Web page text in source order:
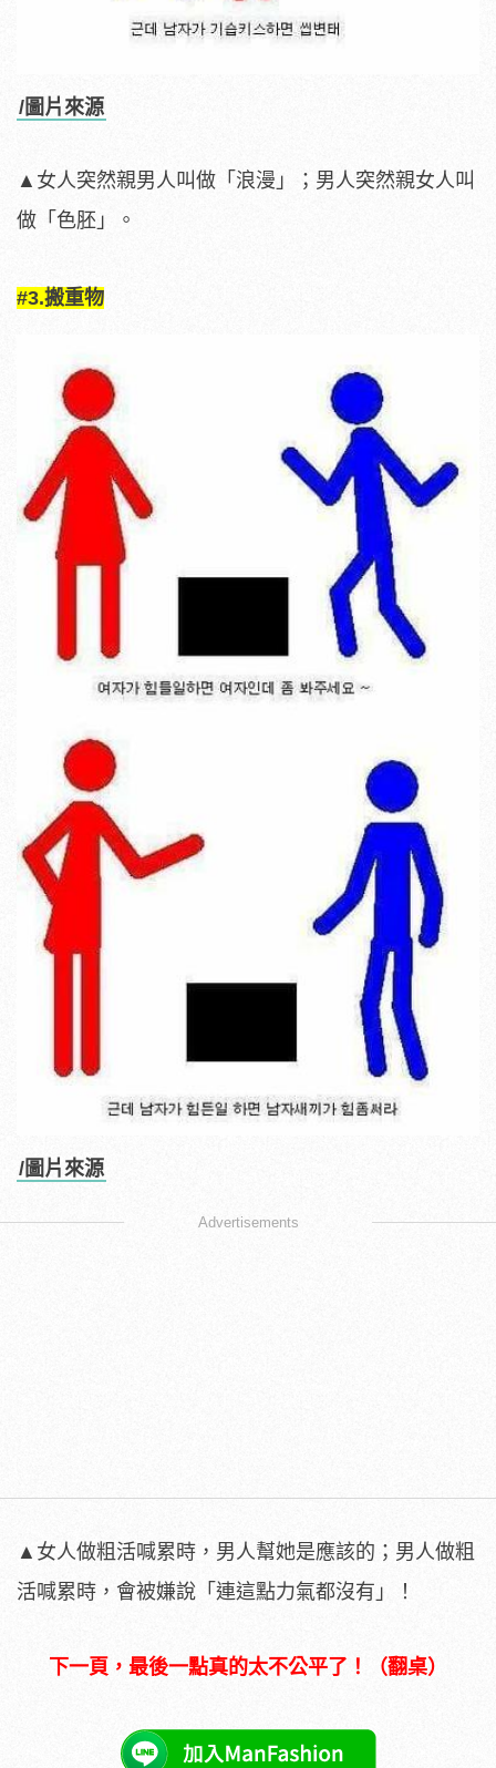
/圖片來源
▲女人突然親男人叫做「浪漫」；男人突然親女人叫
做「色胚」。
#3.搬重物
/圖片來源
Advertisements
▲女人做粗活喊累時，男人幫她是應該的；男人做粗
活喊累時，會被嫌說「連這點力氣都沒有」！
下一頁，最後一點真的太不公平了！（翻桌）